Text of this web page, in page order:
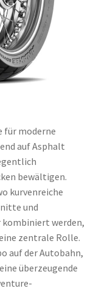
für moderne
auf Asphalt
bewältigen.
kurvenreiche
und
werden,
zentrale Rolle.
auf der Autobahn,
überzeugende